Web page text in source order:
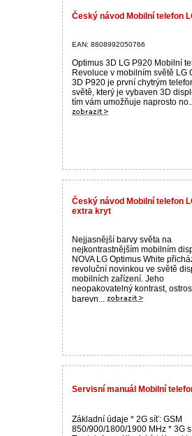
Český návod Mobilní telefon
EAN: 8808992050766
Optimus 3D LG P920 Mobilní
Revoluce v mobilním světě LG
3D P920 je první chytrým
světě, který je vybaven 3D
tím vám umožňuje naprosto
Český návod Mobilní telefon
extra kryt
Nejjasnější barvy světa na
nejkontrastnějším mobilním
NOVA LG Optimus White
revoluční novinkou ve světě
mobilních zařízení. Jeho
neopakovatelný kontrast,
barevn...
Servisní manuál Mobilní
Základní údaje * 2G síť: GSM
850/900/1800/1900 MHz * 3G